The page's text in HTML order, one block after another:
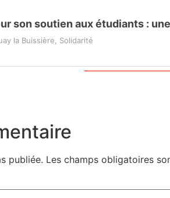
son soutien aux étudiants :
la Buissière Solidarité
publiée. Les champs obligatoires